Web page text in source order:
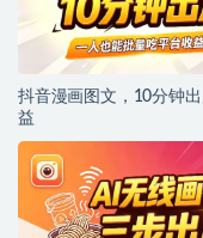
抖音漫画图文，10分钟
益